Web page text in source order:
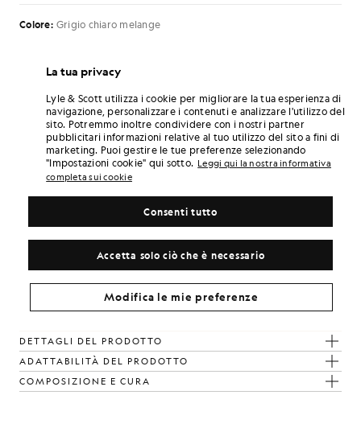
Colore: Grigio chiaro melange
Seleziona La Taglia:
S M L XL
XXL
Ordinario
GUIDA ALLE TAGLIE
SCEGLI UNA TAGLIA
Paga8.33in rate mensili da 3
Consegna gratuita per ordini superiori a 70 £
Guadagna il doppio! Con questo acquisto ottieni
DETTAGLI DEL PRODOTTO
ADATTABILITÀ DEL PRODOTTO
COMPOSIZIONE E CURA
La tua privacy
Lyle & Scott utilizza i cookie per migliorare la tua esperienza di
navigazione, personalizzare i contenuti e analizzare l'utilizzo del
sito. Potremmo inoltre condividere con i nostri partner
pubblicitari informazioni relative al tuo utilizzo del sito a fini di
marketing. Puoi gestire le tue preferenze selezionando
"Impostazioni cookie" qui sotto. Leggi qui la nostra informativa
completa sui cookie
Accetta solo ciò che è necessario
Consenti tutto
Modifica le mie preferenze